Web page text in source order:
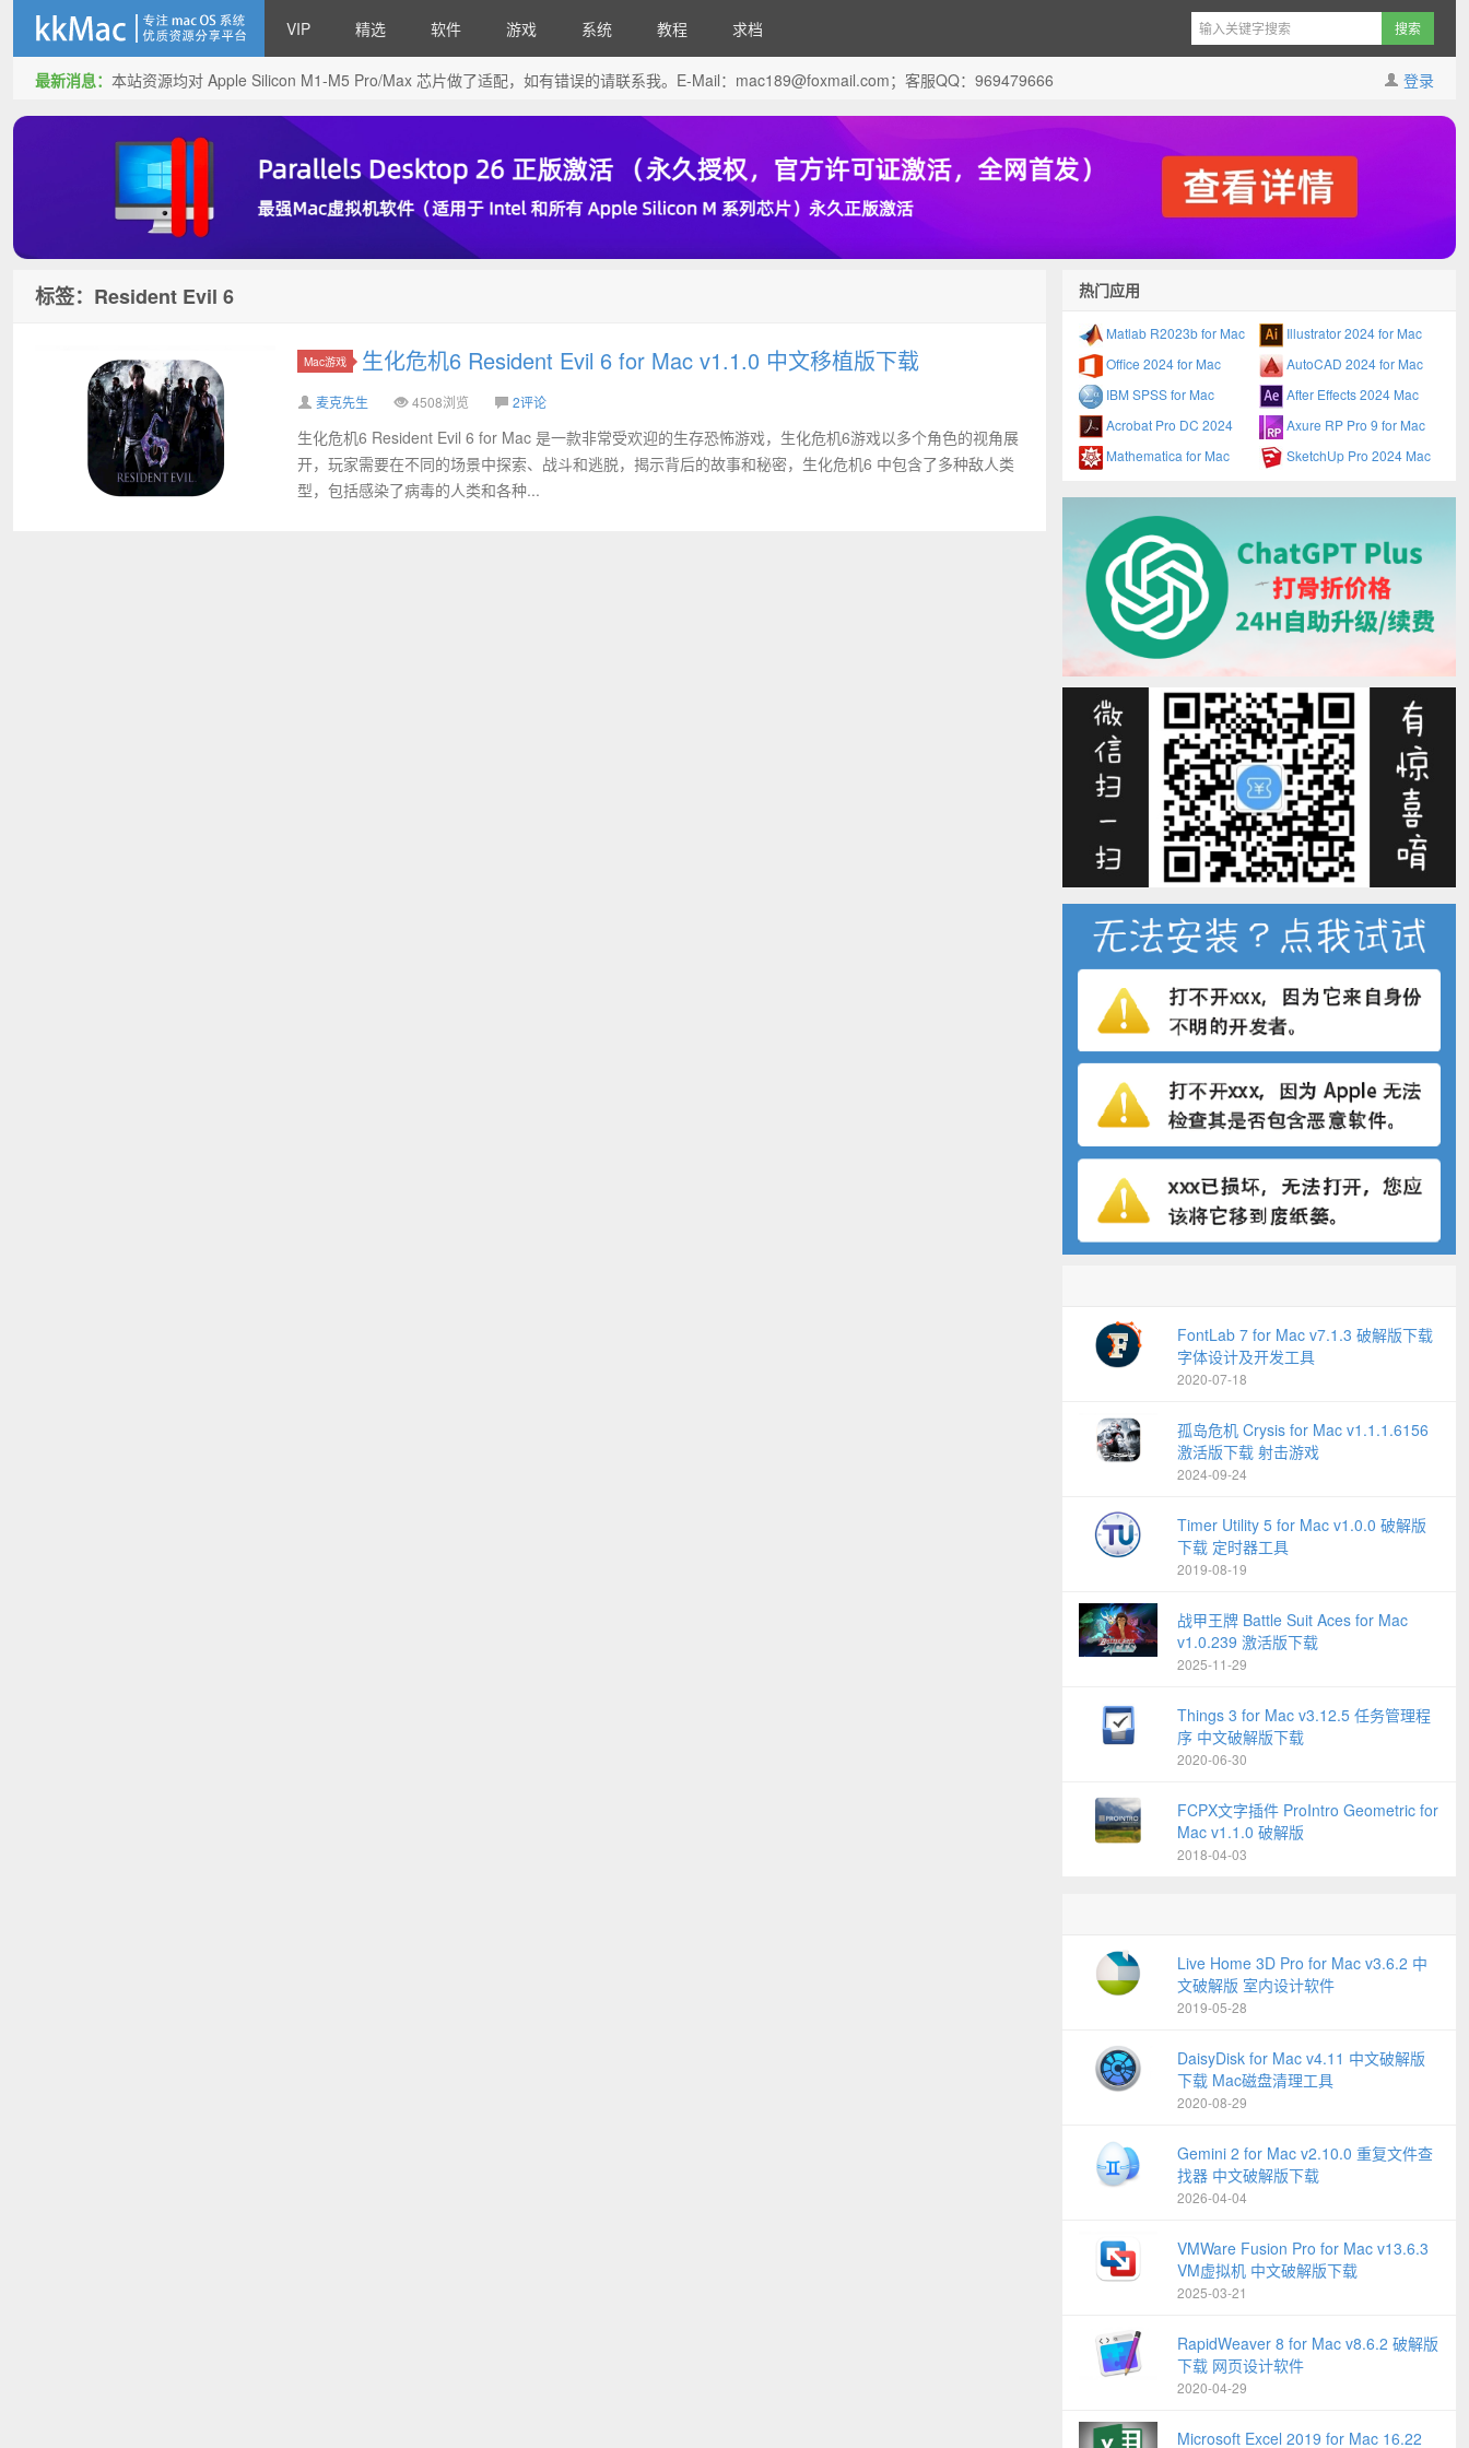
kkMac
VIP 精选 软件 游戏 系统 教程 求档
登录
最新消息： 本站资源均对 Apple Silicon M1-M5 Pro/Max 芯片做了适配，如有错误的请联系我。E-Mail： mac189@foxmail.com；客服QQ：969479666
标签：Resident Evil 6
Mac游戏 生化危机6 Resident Evil 6 for Mac v1.1.0 中文移植版下载
麦克先生 4508浏览 2评论
生化危机6 Resident Evil 6 for Mac 是一款非常受欢迎的生存恐怖游戏，生化危机6游戏以多个角色的视角展
开，玩家需要在不同的场景中探索、战斗和逃脱，揭示背后的故事和秘密，生化危机6 中包含了多种敌人类
型，包括感染了病毒的人类和各种...
热门应用
Matlab R2023b for Mac
Illustrator 2024 for Mac
Office 2024 for Mac
AutoCAD 2024 for Mac
IBM SPSS for Mac
After Effects 2024 Mac
Acrobat Pro DC 2024
Axure RP Pro 9 for Mac
Mathematica for Mac
SketchUp Pro 2024 Mac
FontLab 7 for Mac v7.1.3 破解版下载
字体设计及开发工具
2020-07-18
孤岛危机 Crysis for Mac v1.1.1.6156
激活版下载 射击游戏
2024-09-24
Timer Utility 5 for Mac v1.0.0 破解版
下载 定时器工具
2019-08-19
战甲王牌 Battle Suit Aces for Mac
v1.0.239 激活版下载
2025-11-29
Things 3 for Mac v3.12.5 任务管理程
序 中文破解版下载
2020-06-30
FCPX文字插件 ProIntro Geometric for
Mac v1.1.0 破解版
2018-04-03
Live Home 3D Pro for Mac v3.6.2 中
文破解版 室内设计软件
2019-05-28
DaisyDisk for Mac v4.11 中文破解版
下载 Mac磁盘清理工具
2020-08-29
Gemini 2 for Mac v2.10.0 重复文件查
找器 中文破解版下载
2026-04-04
VMWare Fusion Pro for Mac v13.6.3
VM虚拟机 中文破解版下载
2025-03-21
RapidWeaver 8 for Mac v8.6.2 破解版
下载 网页设计软件
2020-04-29
Microsoft Excel 2019 for Mac 16.22